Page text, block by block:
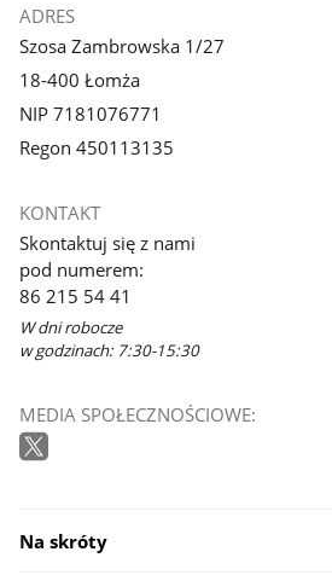
ADRES
Szosa Zambrowska 1/27
18-400 Łomża
NIP 7181076771
Regon 450113135
KONTAKT
Skontaktuj się z nami
pod numerem:
86 215 54 41
W dni robocze
w godzinach: 7:30-15:30
MEDIA SPOŁECZNOŚCIOWE:
Na skróty